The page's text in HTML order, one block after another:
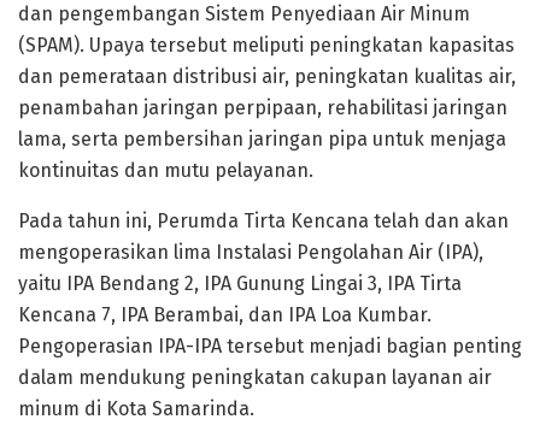
dan pengembangan Sistem Penyediaan Air Minum
(SPAM). Upaya tersebut meliputi peningkatan kapasitas
dan pemerataan distribusi air, peningkatan kualitas air,
penambahan jaringan perpipaan, rehabilitasi jaringan
lama, serta pembersihan jaringan pipa untuk menjaga
kontinuitas dan mutu pelayanan.
Pada tahun ini, Perumda Tirta Kencana telah dan akan
mengoperasikan lima Instalasi Pengolahan Air (IPA),
yaitu IPA Bendang 2, IPA Gunung Lingai 3, IPA Tirta
Kencana 7, IPA Berambai, dan IPA Loa Kumbar.
Pengoperasian IPA-IPA tersebut menjadi bagian penting
dalam mendukung peningkatan cakupan layanan air
minum di Kota Samarinda.